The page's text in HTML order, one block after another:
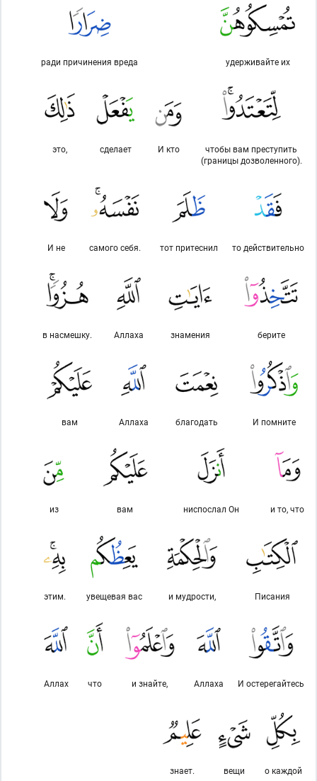
удерживайте их
ради причинения вреда
чтобы вам преступить
(границы дозволенного).
И кто
сделает
это,
то действительно
тот притеснил
самого себя.
И не
берите
знамения
Аллаха
в насмешку.
И помните
благодать
Аллаха
вам
и то, что
ниспослал Он
вам
из
Писания
и мудрости,
увещевая вас
этим.
И остерегайтесь
Аллаха
и знайте,
что
Аллах
о каждой
вещи
знает.